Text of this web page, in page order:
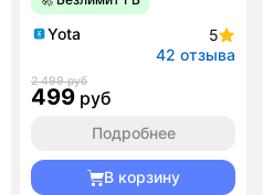
Yota
5
42 отзыва
2 499 руб
499 руб
Подробнее
В корзину